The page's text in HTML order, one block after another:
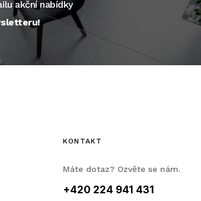
akční nabídky
KONTAKT
Máte dotaz? Ozvěte se nám.
+420 224 941 431